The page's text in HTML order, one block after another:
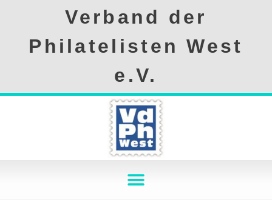
Verband der
Philatelisten West
e.V.